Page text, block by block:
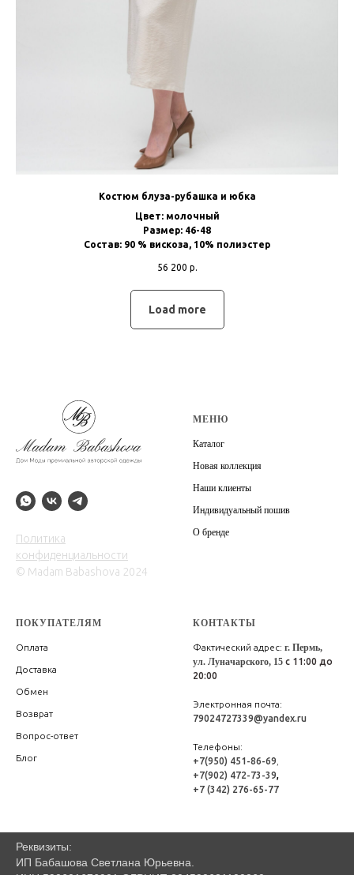
Костюм блуза-рубашка и юбка
Цвет: молочный
Размер: 46-48
Состав: 90 % вискоза, 10% полиэстер
56 200 р.
Load more
Политика
конфиденциальности
© Madam Babashova 2024
МЕНЮ
Каталог
Новая коллекция
Наши клиенты
Индивидуальный пошив
О бренде
ПОКУПАТЕЛЯМ
Оплата
Доставка
Обмен
Возврат
Вопрос-ответ
Блог
КОНТАКТЫ
Фактический адрес: г. Пермь,
ул. Луначарского, 15 с 11:00 до
20:00
Электронная почта:
79024727339@yandex.ru
Телефоны:
+7(950) 451-86-69
+7(902) 472-73-39,
+7 (342) 276-65-77
Реквизиты:
ИП Бабашова Светлана Юрьевна.